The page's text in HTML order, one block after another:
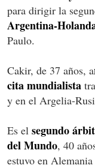
para dirigir la
Argentina-
Paulo.
Cakir, de 37 años, a
cita mundialista
y en el Argelia-
Es el segundo
del Mundo, 40
estuvo en Alemania